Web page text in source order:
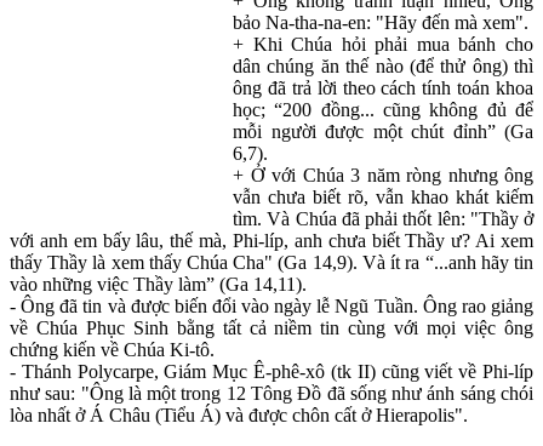
bảo Na-tha-na-en: "Hãy đến mà xem".
+ Khi Chúa hỏi phải mua bánh cho
dân chúng ăn thế nào (để thử ông) thì
ông đã trả lời theo cách tính toán khoa
học; “200 đồng... cũng không đủ để
mỗi người được một chút đỉnh” (Ga
6,7).
+ Ở với Chúa 3 năm ròng nhưng ông
vẫn chưa biết rõ, vẫn khao khát kiếm
tìm. Và Chúa đã phải thốt lên: "Thầy ở
với anh em bấy lâu, thế mà, Phi-líp, anh chưa biết Thầy ư? Ai xem
thấy Thầy là xem thấy Chúa Cha" (Ga 14,9). Và ít ra “...anh hãy tin
vào những việc Thầy làm” (Ga 14,11).
- Ông đã tin và được biến đổi vào ngày lễ Ngũ Tuần. Ông rao giảng
về Chúa Phục Sinh bằng tất cả niềm tin cùng với mọi việc ông
chứng kiến về Chúa Ki-tô.
- Thánh Polycarpe, Giám Mục Ê-phê-xô (tk II) cũng viết về Phi-líp
như sau: "Ông là một trong 12 Tông Đồ đã sống như ánh sáng chói
lòa nhất ở Á Châu (Tiểu Á) và được chôn cất ở Hierapolis".